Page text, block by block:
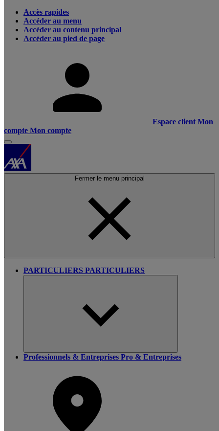
Accès rapides
Accéder au menu
Accéder au contenu principal
Accéder au pied de page
Espace client Mon
compte Mon compte
Fermer le menu principal
PARTICULIERS PARTICULIERS
Professionnels & Entreprises Pro & Entreprises